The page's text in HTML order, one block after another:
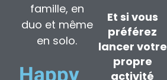
famille, en
duo et même
en solo.
Happy
Et si vous
préférez
lancer votre
propre
activité